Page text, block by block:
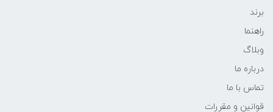
برند
راهنما
وبلاگ
درباره ما
تماس با ما
قوانین و مقررات